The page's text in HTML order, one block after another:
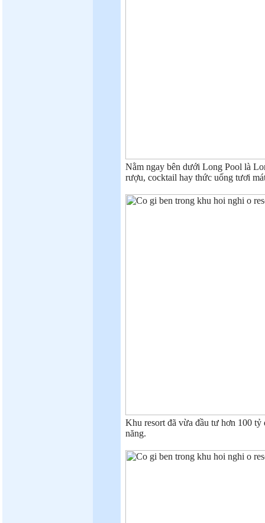
Nằm ngay bên dưới Long Pool là
rượu, cocktail hay thức uống tươi
Khu resort đã vừa đầu tư hơn 100
năng.